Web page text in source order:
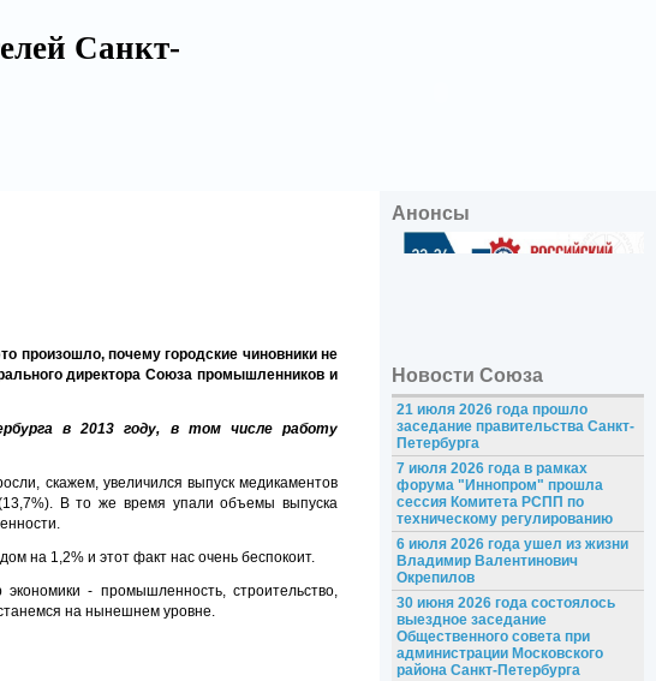
Санкт-
произошло, почему городские чиновники не
директора Союза промышленников и
в 2013 году, в том числе работу
скажем, увеличился выпуск медикаментов
В то же время упали объемы выпуска
на 1,2% и этот факт нас очень беспокоит.
- промышленность, строительство,
на нынешнем уровне.
Анонсы
Новости Союза
21 июля 2026 года прошло
заседание правительства Санкт-
Петербурга
7 июля 2026 года в рамках
форума "Иннопром" прошла
сессия Комитета РСПП по
техническому регулированию
6 июля 2026 года ушел из жизни
Владимир Валентинович
Окрепилов
30 июня 2026 года состоялось
выездное заседание
Общественного совета при
администрации Московского
района Санкт-Петербурга